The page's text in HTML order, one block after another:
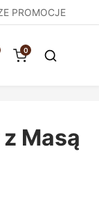
PROMOCJE
0
Masą